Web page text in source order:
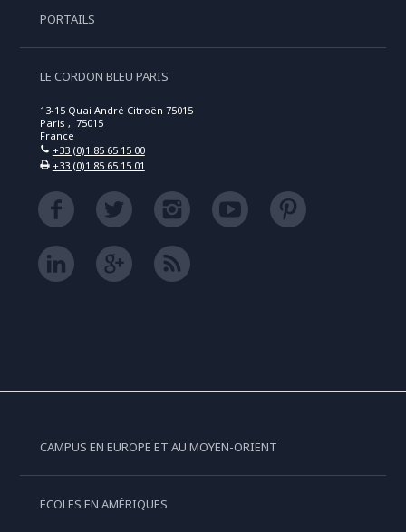
PORTAILS
LE CORDON BLEU PARIS
13-15 Quai André Citroën 75015
Paris , 75015
France
+33 (0)1 85 65 15 00
+33 (0)1 85 65 15 01
CAMPUS EN EUROPE ET AU MOYEN-ORIENT
ÉCOLES EN AMÉRIQUES